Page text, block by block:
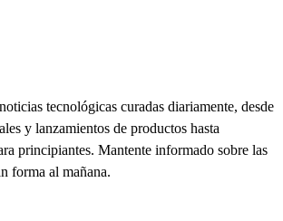
tecnológicas curadas diariamente, desde
y lanzamientos de productos hasta
principiantes. Mantente informado sobre las
forma al mañana.